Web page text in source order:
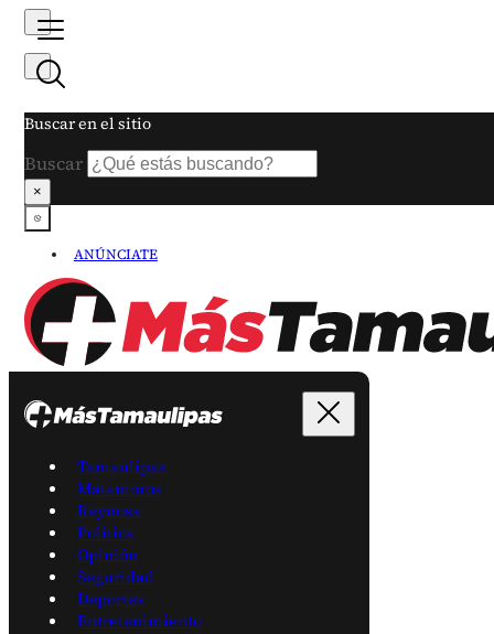
Buscar en el sitio
Buscar
×
ANÚNCIATE
Tamaulipas
Matamoros
Reynosa
Política
Opinión
Seguridad
Deportes
Entretenimiento